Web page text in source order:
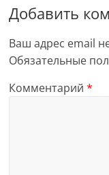
Добавить
Ваш адрес email
Обязательные
Комментарий*